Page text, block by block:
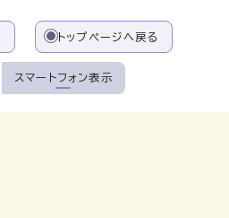
トップページへ戻る
スマートフォン表示